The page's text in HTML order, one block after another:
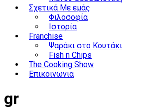
Σχετικά Με εμάς
Φιλοσοφία
Ιστορία
Franchise
Ψαράκι στο Κουτάκι
Fish n Chips
The Cooking Show
Επικοινωνια
gr